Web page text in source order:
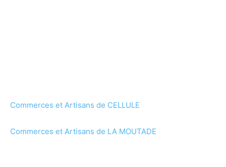
Commerces et Artisans de CELLULE
Commerces et Artisans de LA MOUTADE